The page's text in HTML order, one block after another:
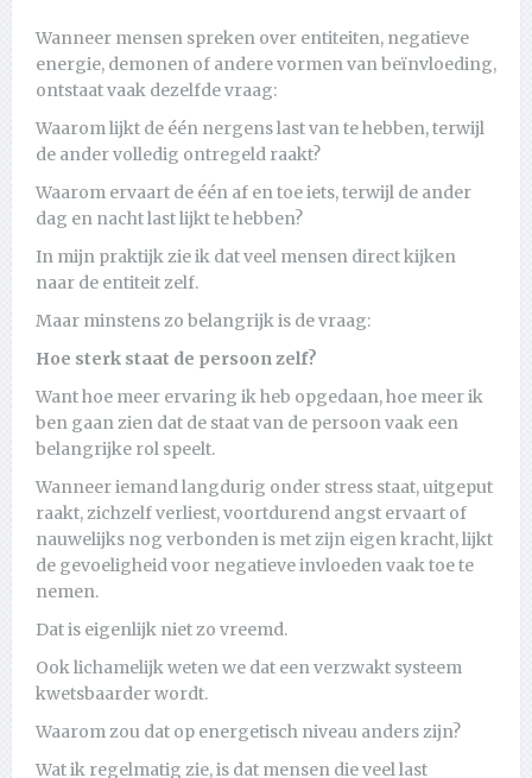
Wanneer mensen spreken over entiteiten, negatieve
energie, demonen of andere vormen van beïnvloeding,
ontstaat vaak dezelfde vraag:
Waarom lijkt de één nergens last van te hebben, terwijl
de ander volledig ontregeld raakt?
Waarom ervaart de één af en toe iets, terwijl de ander
dag en nacht last lijkt te hebben?
In mijn praktijk zie ik dat veel mensen direct kijken
naar de entiteit zelf.
Maar minstens zo belangrijk is de vraag:
Hoe sterk staat de persoon zelf?
Want hoe meer ervaring ik heb opgedaan, hoe meer ik
ben gaan zien dat de staat van de persoon vaak een
belangrijke rol speelt.
Wanneer iemand langdurig onder stress staat, uitgeput
raakt, zichzelf verliest, voortdurend angst ervaart of
nauwelijks nog verbonden is met zijn eigen kracht, lijkt
de gevoeligheid voor negatieve invloeden vaak toe te
nemen.
Dat is eigenlijk niet zo vreemd.
Ook lichamelijk weten we dat een verzwakt systeem
kwetsbaarder wordt.
Waarom zou dat op energetisch niveau anders zijn?
Wat ik regelmatig zie, is dat mensen die veel last